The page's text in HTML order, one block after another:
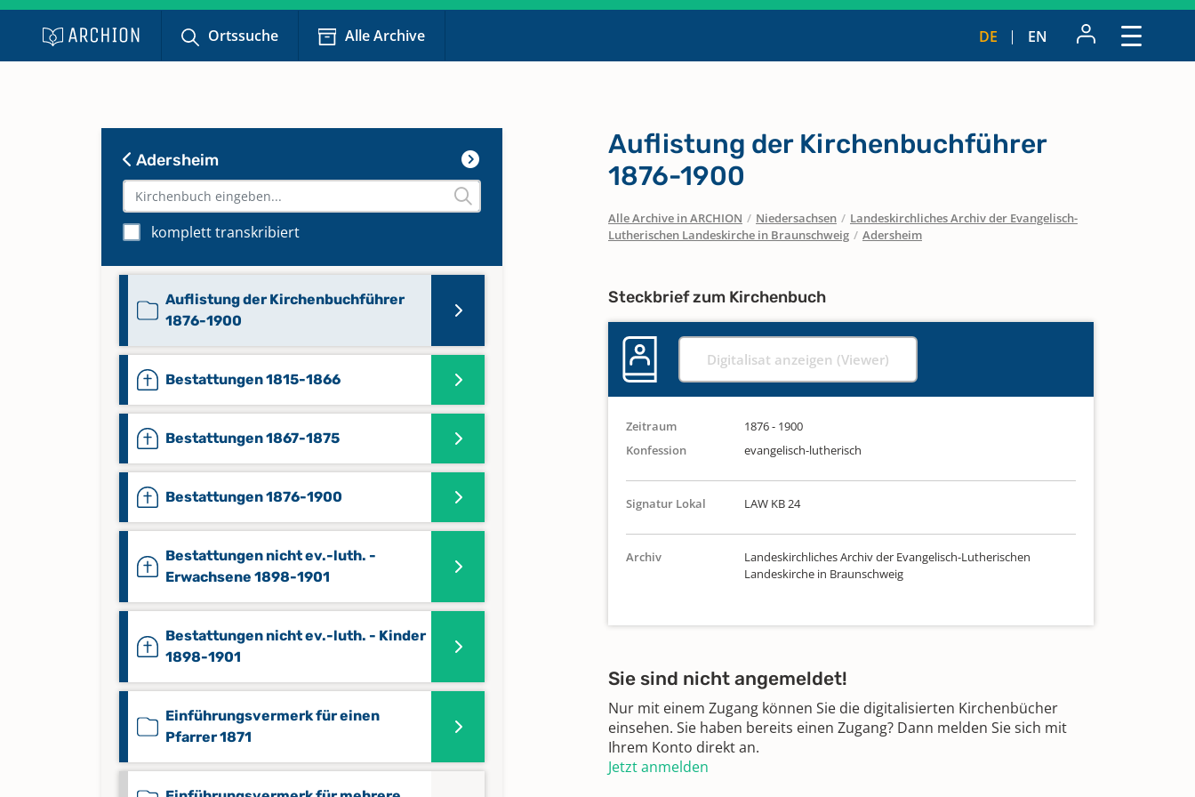
Ortssuche Alle Archive DE EN
Adersheim
komplett transkribiert
Auflistung der Kirchenbuchführer
1876-1900
Bestattungen 1815-1866
Bestattungen 1867-1875
Bestattungen 1876-1900
Bestattungen nicht ev.-luth. -
Erwachsene 1898-1901
Bestattungen nicht ev.-luth. - Kinder
1898-1901
Einführungsvermerk für einen
Pfarrer 1871
Auflistung der Kirchenbuchführer
1876-1900
Alle Archive in ARCHION / Niedersachsen / Landeskirchliches Archiv der Evangelisch-
Lutherischen Landeskirche in Braunschweig / Adersheim
Steckbrief zum Kirchenbuch
Digitalisat anzeigen (Viewer)
Zeitraum
1876 - 1900
Konfession
evangelisch-lutherisch
Signatur Lokal LAW KB 24
Archiv
Landeskirchliches Archiv der Evangelisch-Lutherischen
Landeskirche in Braunschweig
Sie sind nicht angemeldet!
Nur mit einem Zugang können Sie die digitalisierten Kirchenbücher
einsehen. Sie haben bereits einen Zugang? Dann melden Sie sich mit
Ihrem Konto direkt an.
Jetzt anmelden